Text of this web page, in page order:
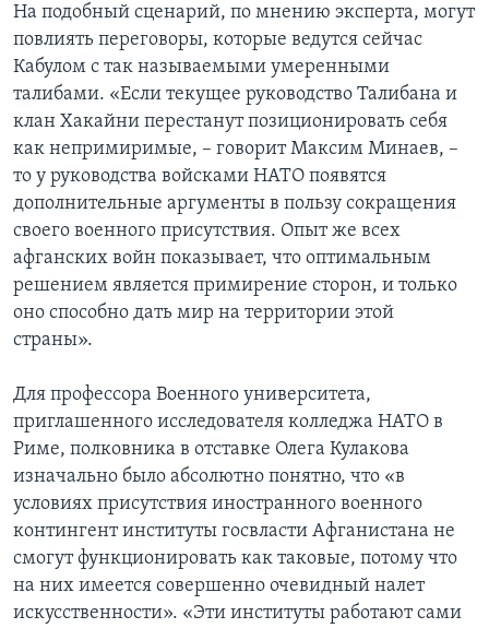
На подобный сценарий, по мнению эксперта, могут
повлиять переговоры, которые ведутся сейчас
Кабулом с так называемыми умеренными
талибами. «Если текущее руководство Талибана и
клан Хакайни перестанут позиционировать себя
как непримиримые, – говорит Максим Минаев, –
то у руководства войсками НАТО появятся
дополнительные аргументы в пользу сокращения
своего военного присутствия. Опыт же всех
афганских войн показывает, что оптимальным
решением является примирение сторон, и только
оно способно дать мир на территории этой
страны».
Для профессора Военного университета,
приглашенного исследователя колледжа НАТО в
Риме, полковника в отставке Олега Кулакова
изначально было абсолютно понятно, что «в
условиях присутствия иностранного военного
контингент институты госвласти Афганистана не
смогут функционировать как таковые, потому что
на них имеется совершенно очевидный налет
искусственности». «Эти институты работают сами